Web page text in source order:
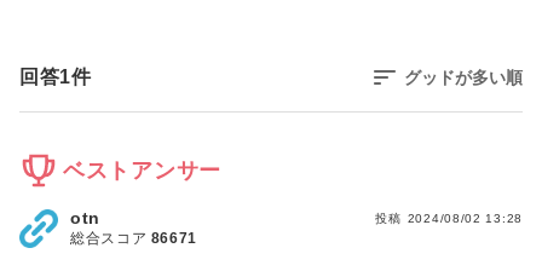
回答1件 グッドが多い順
ベストアンサー
投稿 2024/08/02 13:28
otn
総合スコア 86671